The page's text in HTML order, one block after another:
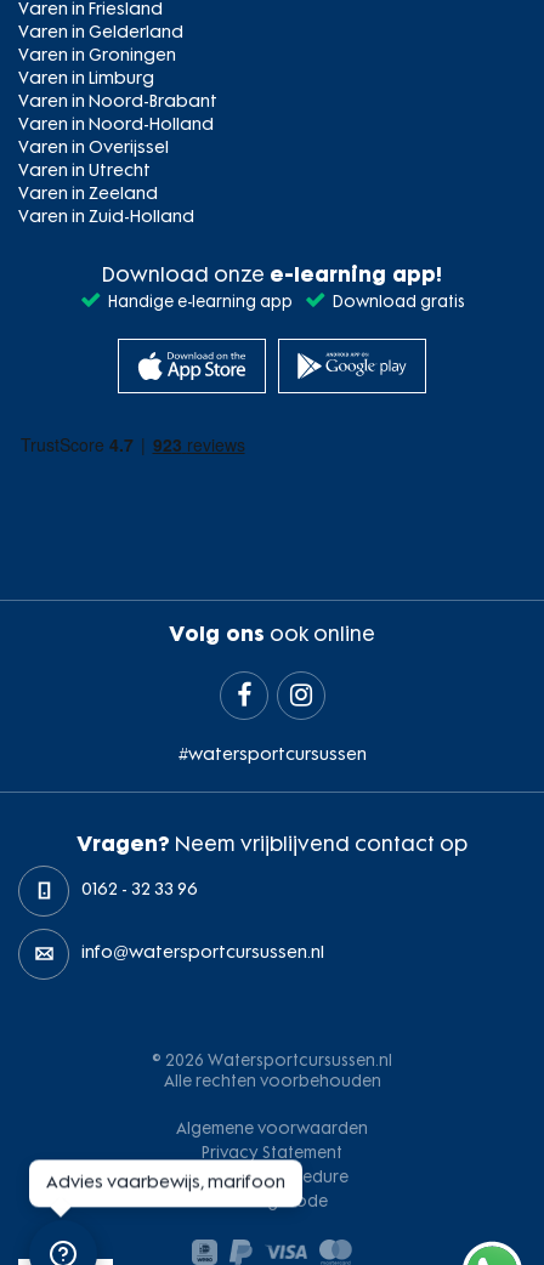
Varen in Friesland
Varen in Gelderland
Varen in Groningen
Varen in Limburg
Varen in Noord-Brabant
Varen in Noord-Holland
Varen in Overijssel
Varen in Utrecht
Varen in Zeeland
Varen in Zuid-Holland
Download onze e-learning app!
Handige e-learning app Download gratis
Volg ons ook online
 
#watersportcursussen
Vragen? Neem vrijblijvend contact op
0162 - 32 33 96
info@watersportcursussen.nl
© 2026 Watersportcursussen.nl
Alle rechten voorbehouden
Algemene voorwaarden
Privacy Statement
Klachtenprocedure
Gedragscode
Advies vaarbewijs, marifoon